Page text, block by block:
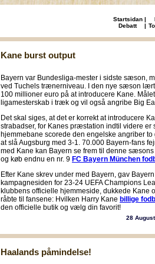
Startsidan |
Debatt
|
Kane burst output
Bayern var Bundesliga-mester i sidste sæson,
ved Tuchels trænerniveau. I den nye sæson
100 millioner euro på at introducere Kane.
ligamesterskab i træk og vil også angribe Big
Det skal siges, at det er korrekt at introducere
strabadser, for Kanes præstation indtil videre er
hjemmebane scorede den engelske angriber
at slå Augsburg med 3-1. 70.000 Bayern-fans
med Kane kan Bayern se frem til denne
og køb endnu en nr. 9 FC Bayern München
Efter Kane skrev under med Bayern, gav
kampagnesiden for 23-24 UEFA Champions
klubbens officielle hjemmeside, dukkede Kane
råbte til fansene: Hvilken Harry Kane billige
den officielle butik og vælg din favorit!
28
Haalands påmindelse!